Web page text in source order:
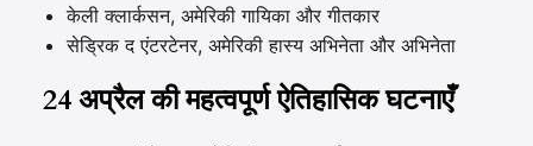
केली क्लार्कसन, अमेरिकी गायिका और गीतकार
सेड्रिक द एंटरटेनर, अमेरिकी हास्य अभिनेता और अभिनेता
24 अप्रैल की महत्वपूर्ण ऐतिहासिक घटनाएँ